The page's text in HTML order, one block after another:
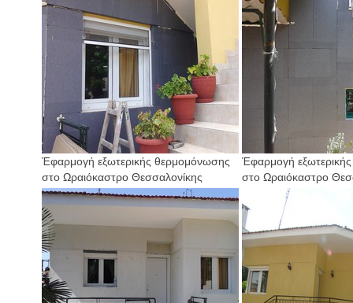
Έφαρμογή εξωτερικής θερμομόνωσης
στο Ωραιόκαστρο Θεσσαλονίκης
Έφαρμογή
στο Ωραιόκαστρο